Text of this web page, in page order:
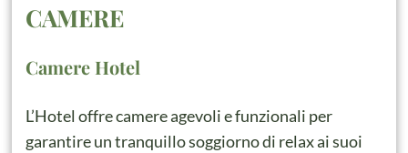
CAMERE
Camere Hotel
L’Hotel offre camere agevoli e funzionali per
garantire un tranquillo soggiorno di relax ai suoi